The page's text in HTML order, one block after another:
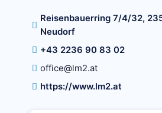
Reisenbauerring 7/4/32,
Neudorf
+43 2236 90 83 02
office@lm2.at
https://www.lm2.at